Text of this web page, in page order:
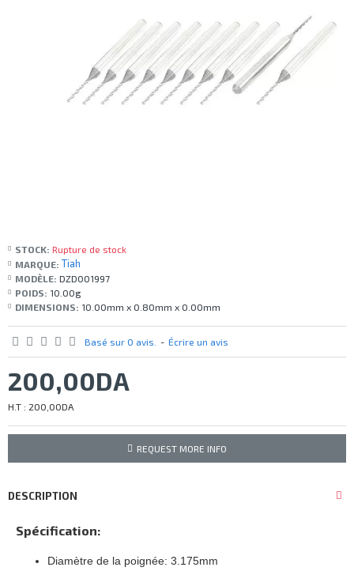
STOCK: Rupture de stock
MARQUE: Tiah
MODÈLE: DZD001997
POIDS: 10.00g
DIMENSIONS: 10.00mm x 0.80mm x 0.00mm
Basé sur 0 avis. - Écrire un avis
200,00DA
H.T : 200,00DA
REQUEST MORE INFO
DESCRIPTION
Spécification:
Diamètre de la poignée: 3.175mm